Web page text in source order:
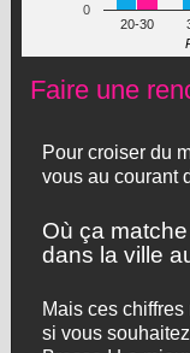
20-30
0
Faire une
Pour croiser du
vous au courant
Où ça
dans la ville
Mais ces
si vous